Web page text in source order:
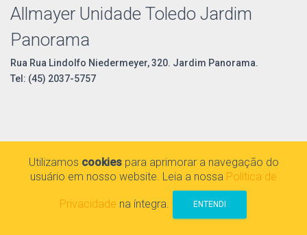
Allmayer Unidade Toledo Jardim
Panorama
Rua Rua Lindolfo Niedermeyer, 320. Jardim Panorama.
Tel: (45) 2037-5757
Utilizamos cookiespara aprimorar a navegação do
usuário em nosso website. Leia a nossa Política de
Privacidade na íntegra. ENTENDI